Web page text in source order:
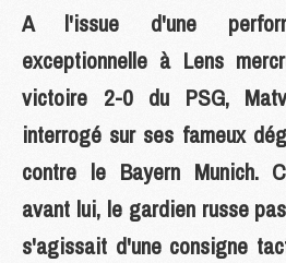
A l'issue d'une
exceptionnelle à Lens
victoire 2-0 du PSG,
interrogé sur ses fameux
contre le Bayern Munich.
avant lui, le gardien russe
s'agissait d'une consigne